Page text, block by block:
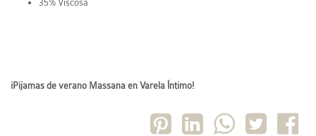
35% Viscosa
¡Pijamas de verano Massana en Varela Íntimo!